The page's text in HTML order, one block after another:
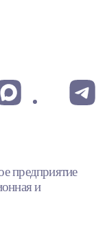
предприятие
и